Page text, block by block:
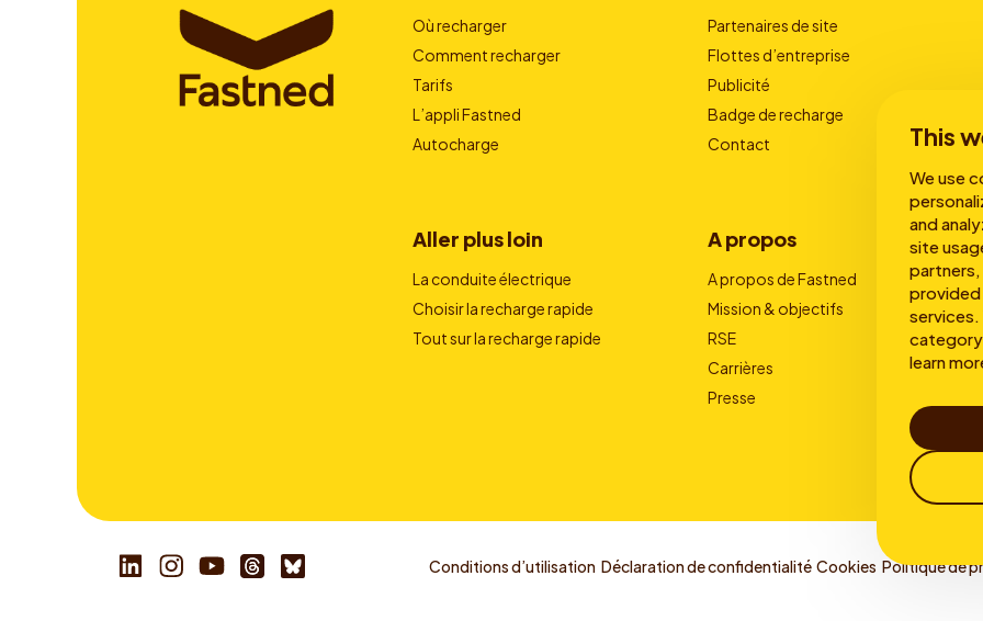
This
We use
and
site
services.
category
learn
Où recharger
Comment recharger
Tarifs
L’appli Fastned
Autocharge
Partenaires de site
Flottes d’entreprise
Publicité
Badge de recharge
Contact
Aller plus loin
La conduite électrique
Choisir la recharge rapide
Tout sur la recharge rapide
A propos
A propos de Fastned
Mission & objectifs
RSE
Carrières
Presse
Conditions d’utilisation Déclaration de confidentialité Cookies Politique de